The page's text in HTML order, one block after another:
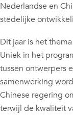
Nederlandse en
stedelijke
Dit jaar is het
Uniek in het
tussen ontwerpers
samenwerking
Chinese regering
terwijl de kwaliteit